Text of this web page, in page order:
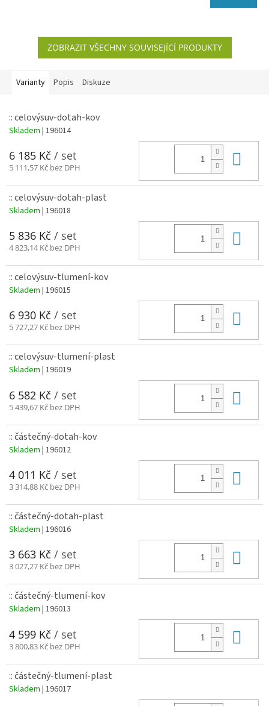
ZOBRAZIT VŠECHNY SOUVISEJÍCÍ PRODUKTY
Varianty Popis Diskuze
:: celovýsuv-dotah-kov
Skladem | 196014
6 185 Kč / set
5 111,57 Kč bez DPH
:: celovýsuv-dotah-plast
Skladem | 196018
5 836 Kč / set
4 823,14 Kč bez DPH
:: celovýsuv-tlumení-kov
Skladem | 196015
6 930 Kč / set
5 727,27 Kč bez DPH
:: celovýsuv-tlumení-plast
Skladem | 196019
6 582 Kč / set
5 439,67 Kč bez DPH
:: částečný-dotah-kov
Skladem | 196012
4 011 Kč / set
3 314,88 Kč bez DPH
:: částečný-dotah-plast
Skladem | 196016
3 663 Kč / set
3 027,27 Kč bez DPH
:: částečný-tlumení-kov
Skladem | 196013
4 599 Kč / set
3 800,83 Kč bez DPH
:: částečný-tlumení-plast
Skladem | 196017